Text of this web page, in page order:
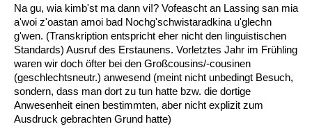
Natur und Landwirtschaft
Fluchen und Reden
Mensch, Tier und Alltag
Schmankerln und
Kulinarisches
Na gu, wia kimb'st ma dann vi!? Vofeascht an Lassing san mia
a'woi z'oastan amoi bad Nochg'schwistaradkina u'glechn
g'wen. (Transkription entspricht eher nicht den linguistischen
Standards) Ausruf des Erstaunens. Vorletztes Jahr im Frühling
waren wir doch öfter bei den Großcousins/-cousinen
(geschlechtsneutr.) anwesend (meint nicht unbedingt Besuch,
sondern, dass man dort zu tun hatte bzw. die dortige
Anwesenheit einen bestimmten, aber nicht explizit zum
Ausdruck gebrachten Grund hatte)